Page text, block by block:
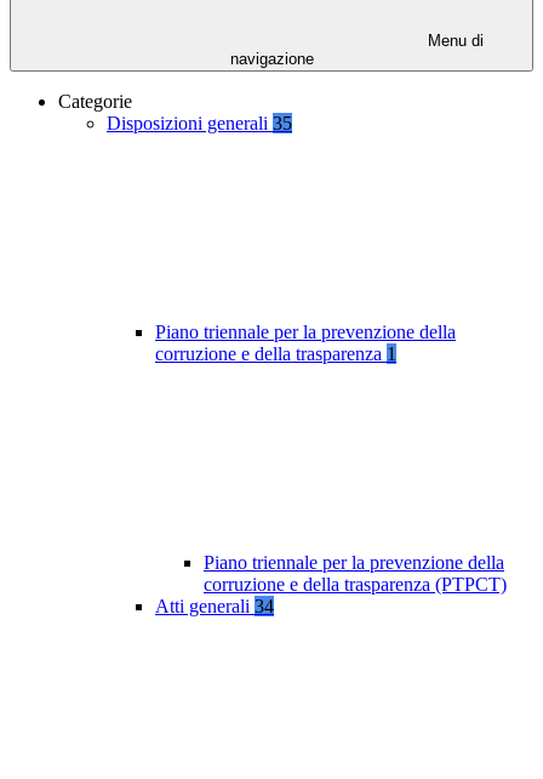
Menu di
navigazione
Categorie
Disposizioni generali 35
Piano triennale per la prevenzione della
corruzione e della trasparenza 1
Piano triennale per la prevenzione della
corruzione e della trasparenza (PTPCT)
Atti generali 34